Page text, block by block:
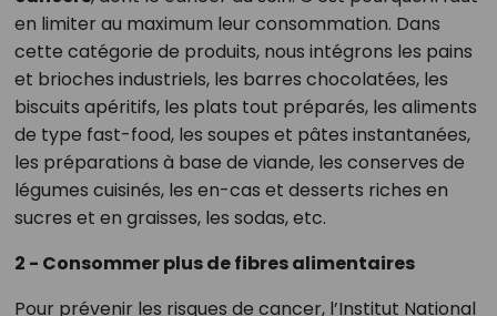
en limiter au maximum leur consommation. Dans
cette catégorie de produits, nous intégrons les pains
et brioches industriels, les barres chocolatées, les
biscuits apéritifs, les plats tout préparés, les aliments
de type fast-food, les soupes et pâtes instantanées,
les préparations à base de viande, les conserves de
légumes cuisinés, les en-cas et desserts riches en
sucres et en graisses, les sodas, etc.
2 - Consommer plus de fibres alimentaires
Pour prévenir les risques de cancer, l’Institut National